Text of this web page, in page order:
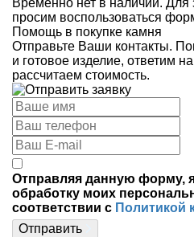
Временно нет в наличии. Для
просим воспользоваться
Помощь в покупке камня
Отправьте Ваши контакты.
и готовое изделие, ответим
рассчитаем стоимость.
Отправляя данную форму,
обработку моих
соответствии с Политикой
Отправить